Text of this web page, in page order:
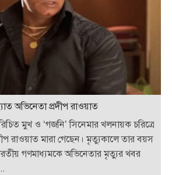
অভিনেতা প্রদীপ রাওয়াত
মুখ ও ‘গজনি’ সিনেমার খলনায়ক চরিত্রে
রাওয়াত মারা গেছেন। মৃত্যুকালে তার বয়স
গণমাধ্যমকে অভিনেতার মৃত্যুর খবর